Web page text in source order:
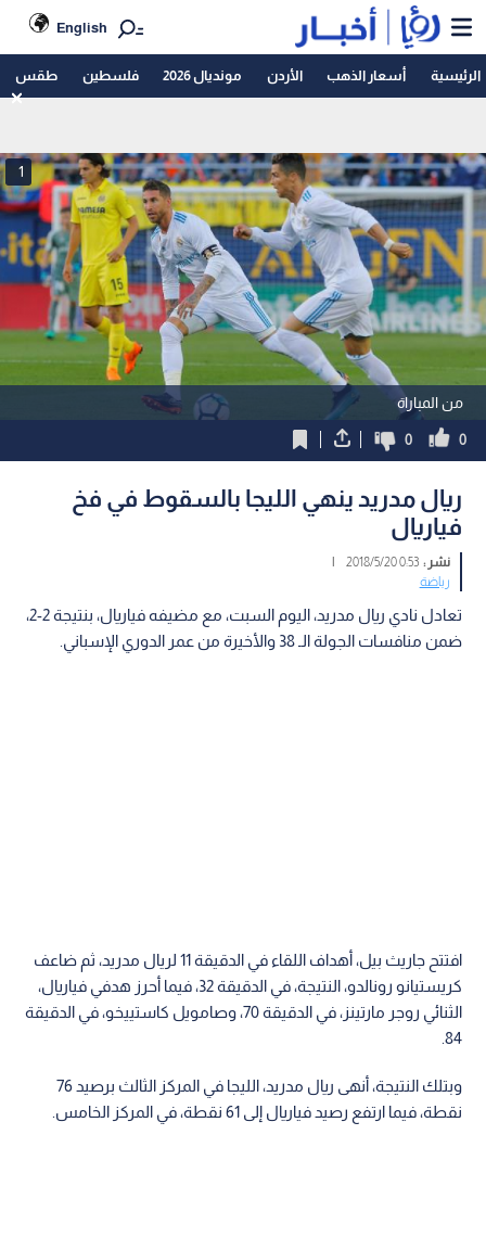
English
الرئيسية أسعار الذهب الأردن مونديال 2026 فلسطين طقس
من المباراة
1
0
0
ريال مدريد ينهي الليجا بالسقوط في فخ
فياريال
نشر :0:53 2018/5/20
|
رياضة
تعادل نادي ريال مدريد، اليوم السبت، مع مضيفه فياريال، بنتيجة 2-2،
ضمن منافسات الجولة الـ 38 والأخيرة من عمر الدوري الإسباني.
افتتح جاريث بيل، أهداف اللقاء في الدقيقة 11 لريال مدريد، ثم ضاعف
كريستيانو رونالدو، النتيجة، في الدقيقة 32، فيما أحرز هدفي فياريال،
الثنائي روجر مارتينز، في الدقيقة 70، وصامويل كاستييخو، في الدقيقة
84.
وبتلك النتيجة، أنهى ريال مدريد، الليجا في المركز الثالث برصيد 76
نقطة، فيما ارتفع رصيد فياريال إلى 61 نقطة، في المركز الخامس.